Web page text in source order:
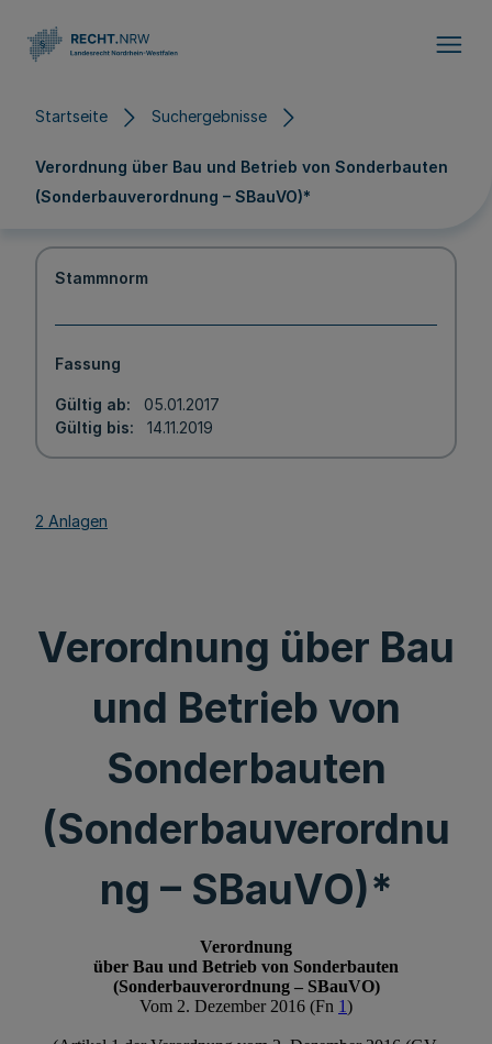
Startseite Suchergebnisse
Verordnung über Bau und Betrieb von Sonderbauten
(Sonderbauverordnung – SBauVO)*
Stammnorm
Fassung
Gültig ab
05.01.2017
Gültig bis
14.11.2019
2 Anlagen
Verordnung über Bau
und Betrieb von
Sonderbauten
(Sonderbauverordnu
ng – SBauVO)*